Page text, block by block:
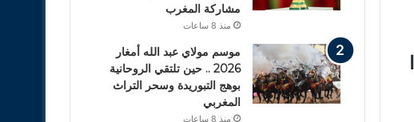
مشاركة المغرب
منذ 8 ساعات
موسم مولاي عبد الله أمغار
2026 .. حين تلتقي الروحانية
بوهج التبوريدة وسحر التراث
المغربي
منذ 8 ساعات